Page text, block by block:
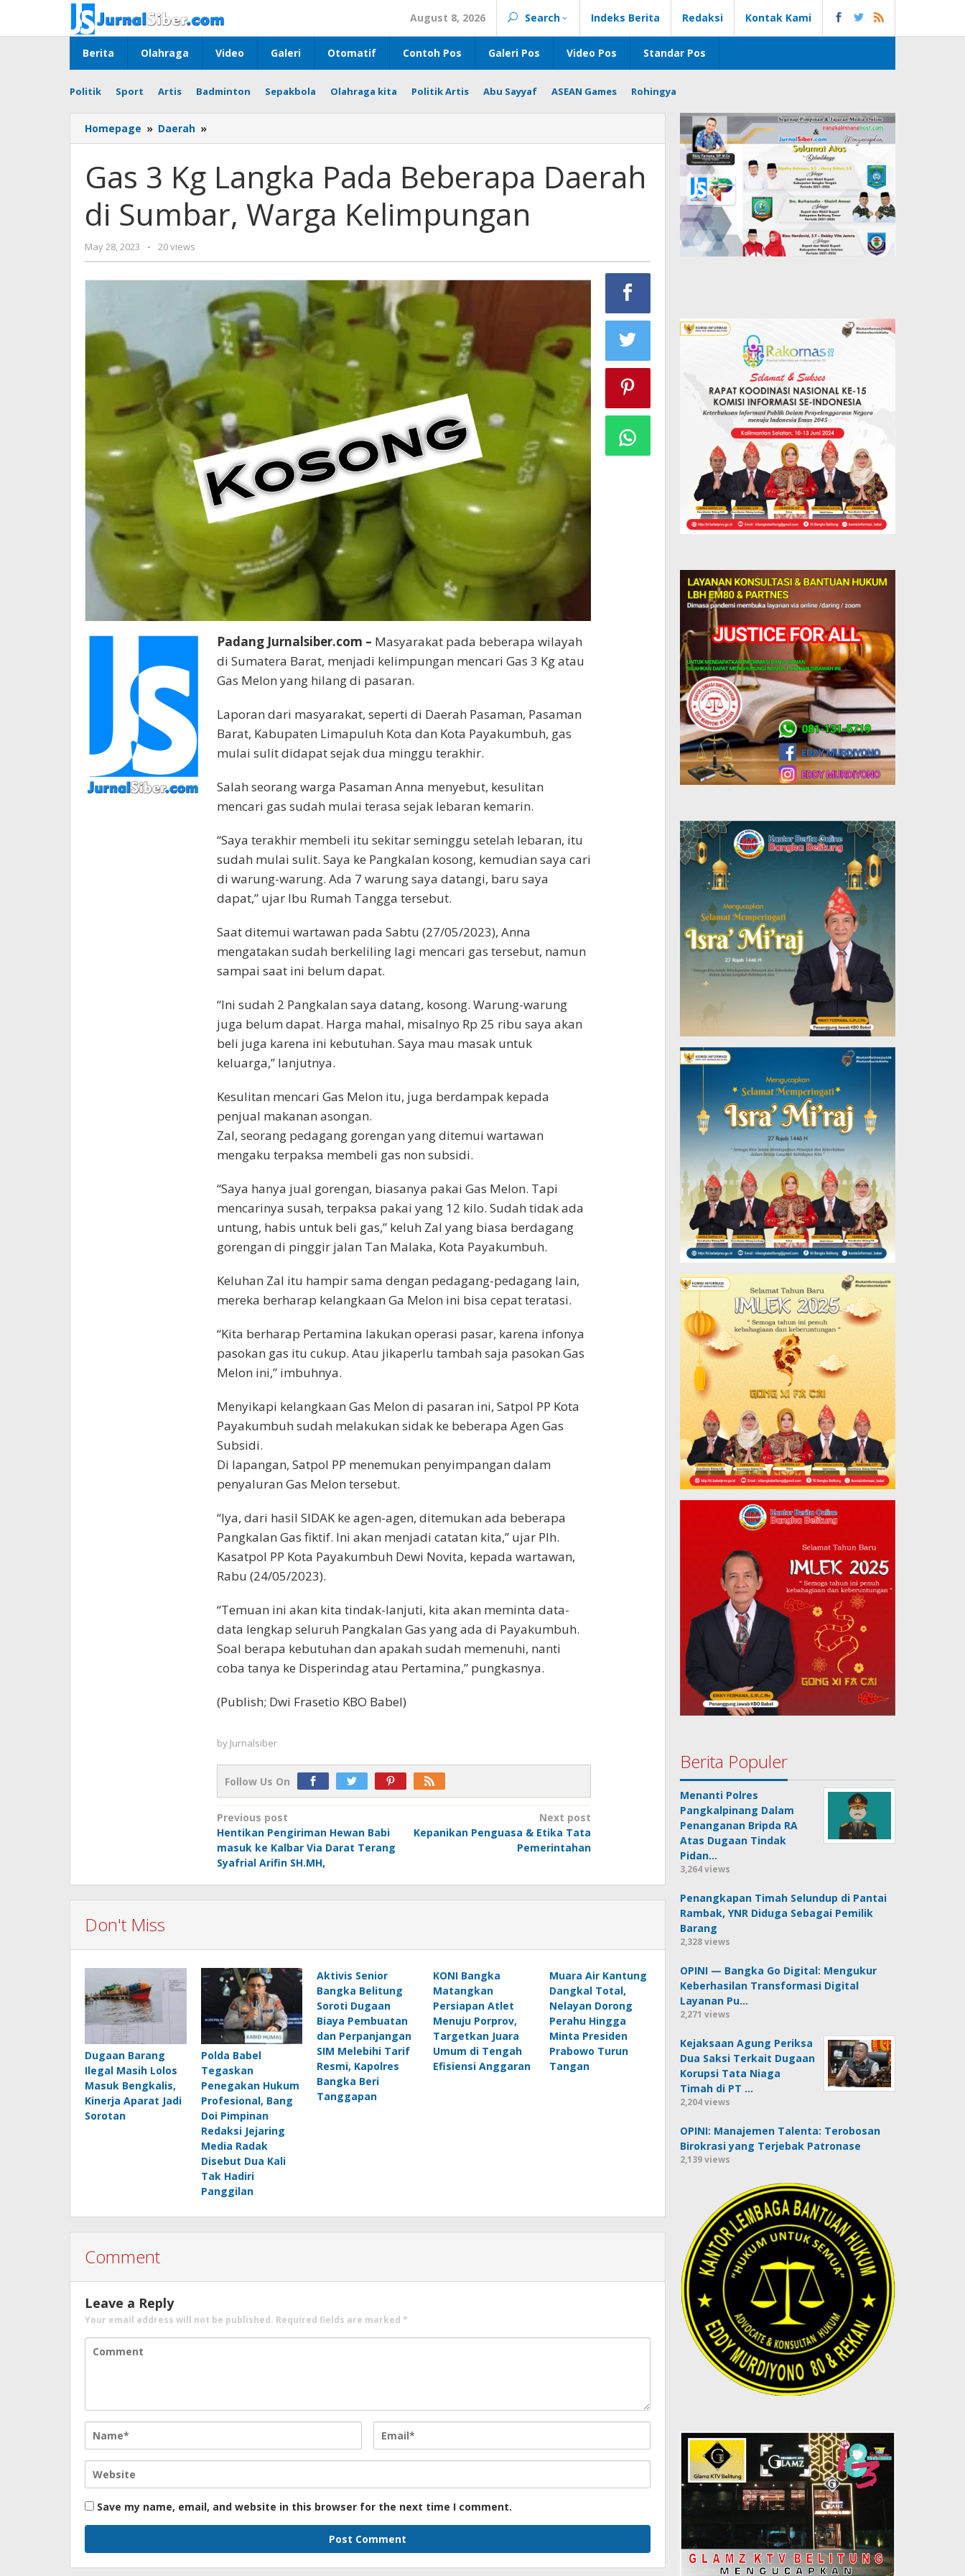
content
August 8, 2026 Search Indeks Berita Redaksi Kontak Kami
Berita Olahraga Video Galeri Otomatif Contoh Pos Galeri Pos Video Pos Standar Pos
Politik Sport Artis Badminton Sepakbola Olahraga kita Politik Artis Abu Sayyaf ASEAN Games Rohingya
Homepage » Daerah »
3
Langka
Pada
Beberapa
Daerah
Warga
Kelimpungan
Gas 3 Kg Langka Pada Beberapa Daerah
di Sumbar, Warga Kelimpungan
May 28, 2023
by
Jurnalsiber
- 20 views
Padang Jurnalsiber.com – Masyarakat pada beberapa wilayah
di Sumatera Barat, menjadi kelimpungan mencari Gas 3 Kg atau
Gas Melon yang hilang di pasaran.
Laporan dari masyarakat, seperti di Daerah Pasaman, Pasaman
Barat, Kabupaten Limapuluh Kota dan Kota Payakumbuh, gas
mulai sulit didapat sejak dua minggu terakhir.
Salah seorang warga Pasaman Anna menyebut, kesulitan
mencari gas sudah mulai terasa sejak lebaran kemarin.
“Saya terakhir membeli itu sekitar seminggu setelah lebaran, itu
sudah mulai sulit. Saya ke Pangkalan kosong, kemudian saya cari
di warung-warung. Ada 7 warung saya datangi, baru saya
dapat,” ujar Ibu Rumah Tangga tersebut.
Saat ditemui wartawan pada Sabtu (27/05/2023), Anna
mengatakan sudah berkeliling lagi mencari gas tersebut, namun
sampai saat ini belum dapat.
“Ini sudah 2 Pangkalan saya datang, kosong. Warung-warung
juga belum dapat. Harga mahal, misalnyo Rp 25 ribu saya akan
beli juga karena ini kebutuhan. Saya mau masak untuk
keluarga,” lanjutnya.
Kesulitan mencari Gas Melon itu, juga berdampak kepada
penjual makanan asongan.
Zal, seorang pedagang gorengan yang ditemui wartawan
mengaku terpaksa membeli gas non subsidi.
“Saya hanya jual gorengan, biasanya pakai Gas Melon. Tapi
mencarinya susah, terpaksa pakai yang 12 kilo. Sudah tidak ada
untung, habis untuk beli gas,” keluh Zal yang biasa berdagang
gorengan di pinggir jalan Tan Malaka, Kota Payakumbuh.
Keluhan Zal itu hampir sama dengan pedagang-pedagang lain,
mereka berharap kelangkaan Ga Melon ini bisa cepat teratasi.
“Kita berharap Pertamina lakukan operasi pasar, karena infonya
pasokan gas itu cukup. Atau jikaperlu tambah saja pasokan Gas
Melon ini,” imbuhnya.
Menyikapi kelangkaan Gas Melon di pasaran ini, Satpol PP Kota
Payakumbuh sudah melakukan sidak ke beberapa Agen Gas
Subsidi.
Di lapangan, Satpol PP menemukan penyimpangan dalam
penyaluran Gas Melon tersebut.
“Iya, dari hasil SIDAK ke agen-agen, ditemukan ada beberapa
Pangkalan Gas fiktif. Ini akan menjadi catatan kita,” ujar Plh.
Kasatpol PP Kota Payakumbuh Dewi Novita, kepada wartawan,
Rabu (24/05/2023).
“Temuan ini akan kita tindak-lanjuti, kita akan meminta data-
data lengkap seluruh Pangkalan Gas yang ada di Payakumbuh.
Soal berapa kebutuhan dan apakah sudah memenuhi, nanti
coba tanya ke Disperindag atau Pertamina,” pungkasnya.
(Publish; Dwi Frasetio KBO Babel)
by Jurnalsiber
Follow Us On
Post
navigation
Previous post
Hentikan Pengiriman Hewan Babi
masuk ke Kalbar Via Darat Terang
Syafrial Arifin SH.MH,
Next post
Kepanikan Penguasa & Etika Tata
Pemerintahan
Don't Miss
Dugaan Barang
Ilegal Masih Lolos
Masuk Bengkalis,
Kinerja Aparat Jadi
Sorotan
Polda Babel
Tegaskan
Penegakan Hukum
Profesional, Bang
Doi Pimpinan
Redaksi Jejaring
Media Radak
Disebut Dua Kali
Tak Hadiri
Panggilan
Aktivis Senior
Bangka Belitung
Soroti Dugaan
Biaya Pembuatan
dan Perpanjangan
SIM Melebihi Tarif
Resmi, Kapolres
Bangka Beri
Tanggapan
KONI Bangka
Matangkan
Persiapan Atlet
Menuju Porprov,
Targetkan Juara
Umum di Tengah
Efisiensi Anggaran
Muara Air Kantung
Dangkal Total,
Nelayan Dorong
Perahu Hingga
Minta Presiden
Prabowo Turun
Tangan
Comment
Leave a Reply
Your email address will not be published. Required fields are marked *
Save my name, email, and website in this browser for the next time I comment.
Berita Populer
Menanti Polres
Pangkalpinang Dalam
Penanganan Bripda RA
Atas Dugaan Tindak
Pidan…
3,264 views
Penangkapan Timah Selundup di Pantai
Rambak, YNR Diduga Sebagai Pemilik
Barang
2,328 views
OPINI — Bangka Go Digital: Mengukur
Keberhasilan Transformasi Digital
Layanan Pu…
2,271 views
Kejaksaan Agung Periksa
Dua Saksi Terkait Dugaan
Korupsi Tata Niaga
Timah di PT …
2,204 views
OPINI: Manajemen Talenta: Terobosan
Birokrasi yang Terjebak Patronase
2,139 views